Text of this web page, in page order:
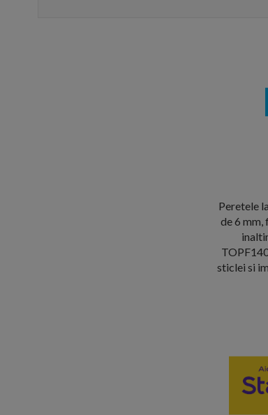
Peretele
de 6
sticlei si